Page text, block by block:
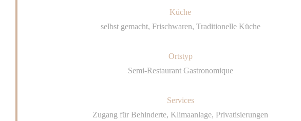
Küche
selbst gemacht, Frischwaren, Traditionelle Küche
Ortstyp
Semi-Restaurant Gastronomique
Services
Zugang für Behinderte, Klimaanlage, Privatisierungen